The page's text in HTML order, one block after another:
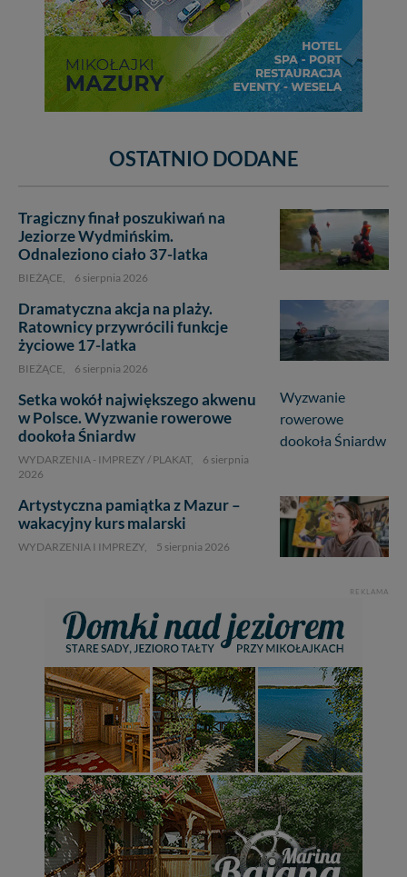
OSTATNIO DODANE
Tragiczny finał poszukiwań na
Jeziorze Wydmińskim.
Odnaleziono ciało 37-latka
BIEŻĄCE, 6 sierpnia 2026
Dramatyczna akcja na plaży.
Ratownicy przywrócili funkcje
życiowe 17-latka
BIEŻĄCE, 6 sierpnia 2026
Setka wokół największego akwenu
w Polsce. Wyzwanie rowerowe
dookoła Śniardw
WYDARZENIA - IMPREZY / PLAKAT,
6 sierpnia
2026
Artystyczna pamiątka z Mazur –
wakacyjny kurs malarski
WYDARZENIA I IMPREZY, 5 sierpnia 2026
REKLAMA